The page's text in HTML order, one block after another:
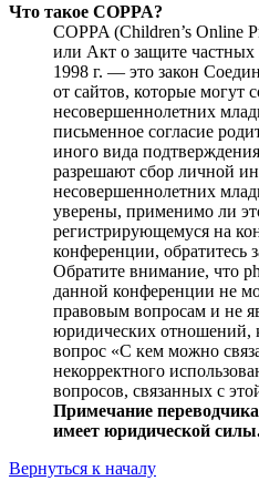
Что такое COPPA?
COPPA (Children’s Online
или Акт о защите частных
1998 г. — это закон
от сайтов, которые могут
несовершеннолетних
письменное согласие
иного вида
разрешают сбор личной
несовершеннолетних
уверены, применимо ли
регистрирующемуся на
конференции, обратитесь
Обратите внимание, что
данной конференции не
правовым вопросам и не
юридических отношений,
вопрос «С кем можно
некорректного
вопросов, связанных с
Примечание
имеет юридической
Вернуться к началу